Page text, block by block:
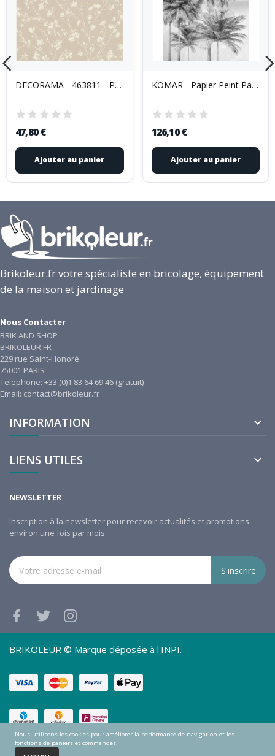
DECORAMA - 463811 - Papier Peint Vinyle Grainé...
47,80 €
Ajouter au panier
KOMAR - Papier Peint Panoramique Cocco 200 x 250cm
126,10 €
Ajouter au panier
Brikoleur.fr votre spécialiste en bricolage, équipement
de la maison et jardinage
Nous Contacter
BRIK AND SHOP
BRIKOLEUR.FR
229 rue Saint-Honoré
75001 PARIS
Telephone: +33 (0)1 83 64 69 46 (gratuit)
Email: contact@brikoleur.fr
INFORMATION 
LIENS UTILES 
NEWSLETTER
Inscription à la newsletter pour recevoir actualités et promotions
environ une fois par mois
S'inscrire
BRIKOLEUR © Marque déposée à l'INPI.
Nous utilisons les cookies pour améliorer la performance de navigation et les
fonctions de paniers et commandes.